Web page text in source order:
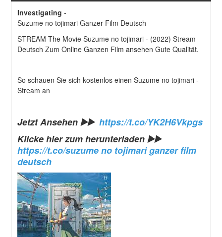
Investigating -
Suzume no tojimari Ganzer Film Deutsch
STREAM The Movie Suzume no tojimari - (2022) Stream
Deutsch Zum Online Ganzen Film ansehen Gute Qualität.
So schauen Sie sich kostenlos einen Suzume no tojimari -
Stream an
Jetzt Ansehen ▶️▶️ https://t.co/YK2H6Vkpgs
Klicke hier zum herunterladen
https://t.co/suzume no tojimari ganzer film
deutsch